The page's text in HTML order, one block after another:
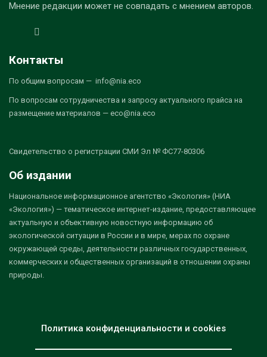
Мнение редакции может не совпадать с мнением авторов.
Контакты
По общим вопросам — info@nia.eco
По вопросам сотрудничества и запросу актуального прайса на
размещение материалов — eco@nia.eco
Свидетельство о регистрации СМИ Эл № ФС77-80306
Об издании
Национальное информационное агентство «Экология» (НИА
«Экология») — тематическое интернет-издание, предоставляющее
актуальную и объективную новостную информацию об
экологической ситуации в России и в мире, мерах по охране
окружающей среды, деятельности различных государственных,
коммерческих и общественных организаций в отношении охраны
природы.
Политика конфиденциальности и cookies